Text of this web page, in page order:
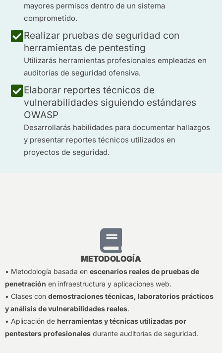
mayores permisos dentro de un sistema
comprometido.
Realizar pruebas de seguridad con
herramientas de pentesting
Utilizarás herramientas profesionales empleadas en
auditorías de seguridad ofensiva.
Elaborar reportes técnicos de
vulnerabilidades siguiendo estándares
OWASP
Desarrollarás habilidades para documentar hallazgos
y presentar reportes técnicos utilizados en
proyectos de seguridad.
METODOLOGÍA
• Metodología basada en escenarios reales de pruebas de
penetración en infraestructura y aplicaciones web.
• Clases con demostraciones técnicas, laboratorios prácticos
y análisis de vulnerabilidades reales.
• Aplicación de herramientas y técnicas utilizadas por
pentesters profesionales durante auditorías de seguridad.